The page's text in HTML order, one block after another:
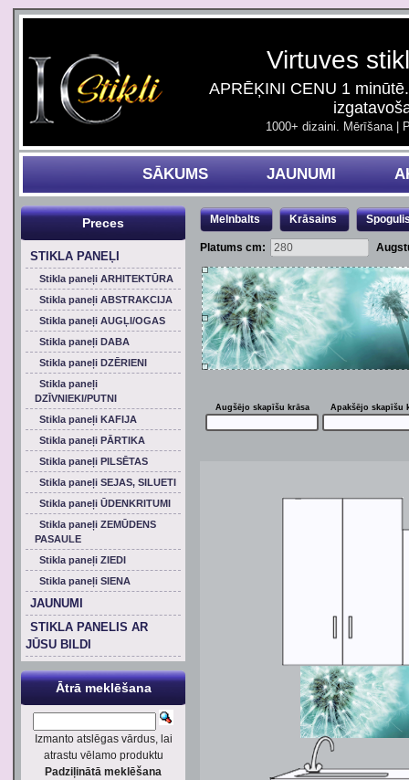
Virtuves
APRĒĶINI CENU 1
1000+ dizaini. Mērīšana |
SĀKUMS JAUNUMI
Melnbalts Krāsains
Platums cm:
Augšējo skapīšu krāsa Apakšējo skapīšu
Preces
STIKLA PANEĻI
Stikla paneļi ARHITEKTŪRA
Stikla paneļi ABSTRAKCIJA
Stikla paneļi AUGĻI/OGAS
Stikla paneļi DABA
Stikla paneļi DZĒRIENI
Stikla paneļi
DZĪVNIEKI/PUTNI
Stikla paneļi KAFIJA
Stikla paneļi PĀRTIKA
Stikla paneļi PILSĒTAS
Stikla paneļi SEJAS, SILUETI
Stikla paneļi ŪDENKRITUMI
Stikla paneļi ZEMŪDENS
PASAULE
Stikla paneļi ZIEDI
Stikla paneļi SIENA
JAUNUMI
STIKLA PANELIS AR
JŪSU BILDI
Ātrā meklēšana
Izmanto atslēgas vārdus, lai
atrastu vēlamo produktu
Padziļinātā meklēšana